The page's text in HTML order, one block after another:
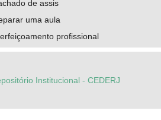
de assis
uma aula
profissional
Institucional - CEDERJ